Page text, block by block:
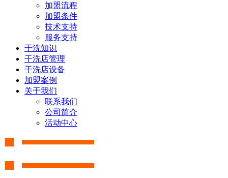
加盟流程
加盟条件
技术支持
服务支持
干洗知识
干洗店管理
干洗店设备
加盟案例
关于我们
联系我们
公司简介
活动中心